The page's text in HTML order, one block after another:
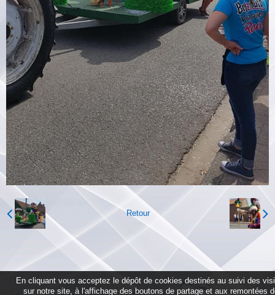
Retour
En cliquant vous acceptez le dépôt de cookies destinés au suivi des
sur notre site, à l'affichage des boutons de partage et aux remontées